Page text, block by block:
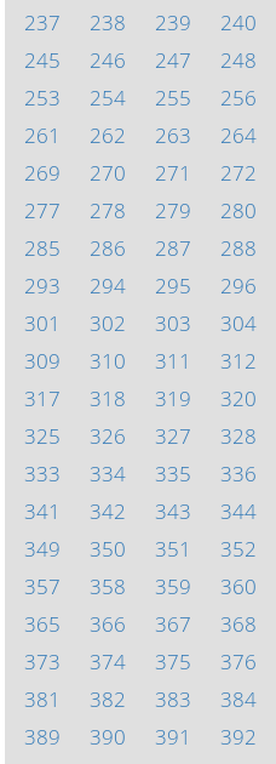
237
238 239 240
245
246 247 248
253
254 255 256
261
262 263 264
269
270 271 272
277
278 279 280
285
286 287 288
293
294 295 296
301
302 303 304
309
310 311 312
317
318 319 320
325
326 327 328
333
334 335 336
341
342 343 344
349
350 351 352
357
358 359 360
365
366 367 368
373
374 375 376
381
382 383 384
389
390 391 392